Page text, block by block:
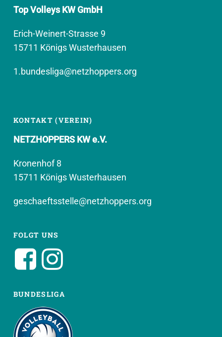
Top Volleys KW GmbH
Erich-Weinert-Strasse 9
15711 Königs Wusterhausen
1.bundesliga@netzhoppers.org
KONTAKT (VEREIN)
NETZHOPPERS KW e.V.
Kronenhof 8
15711 Königs Wusterhausen
geschaeftsstelle@netzhoppers.org
FOLGT UNS
BUNDESLIGA